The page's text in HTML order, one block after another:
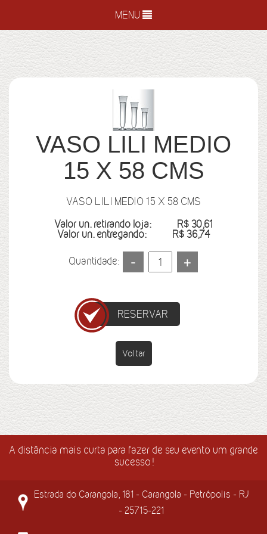
MENU
VASO LILI MEDIO
15 X 58 CMS
VASO LILI MEDIO 15 X 58 CMS
Valor un. retirando loja:
R$ 30,61
Valor un. entregando:
R$ 36,74
Quantidade:
RESERVAR
Voltar
A distância mais curta para fazer de seu evento um grande
sucesso!
Estrada do Carangola, 181 - Carangola - Petrópolis - RJ
- 25715-221